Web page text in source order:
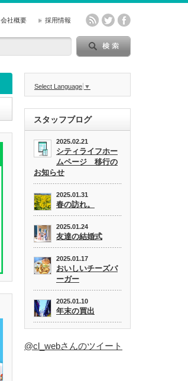
会社概要 採用情報
Select Language ▼
スタッフブログ
2025.02.21
シティライフホー
ムページ 移行の
お知らせ
2025.01.31
春の訪れ。
2025.01.24
友達の結婚式
2025.01.17
おいしいチーズバ
ーガー
2025.01.10
年末の買出
@cl_webさんのツイート